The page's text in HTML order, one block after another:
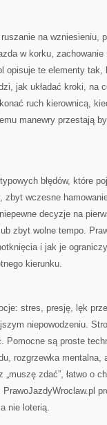
na wzniesieniu,
w korku, zachowanie
opisuje te elementy tak,
jak układać kroki, na
ruch kierownicą,
manewry przestają
błędów, które
wczesne
decyzje na
zbyt wolne tempo.
i jak je
kierunku.
stres, presję, lęk
niepowodzeniu.
Pomocne są proste
rozgrzewka mentalna,
zdać”, łatwo o
nie loterią.